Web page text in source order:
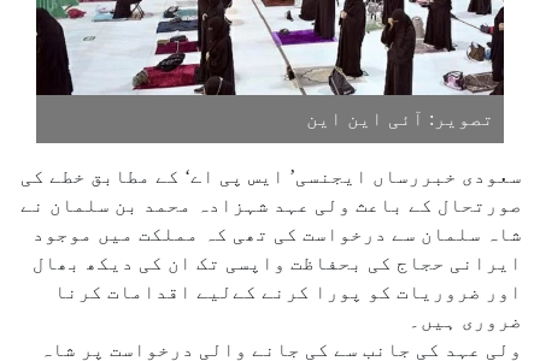
تصویر: آئی این این
سعودی خبررساں ایجنسی’ ایس پی اے‘ کے مطابق خطے کی
صورتحال کے باعث ولی عہد شہزادہ محمد بن سلمان نے
شاہ سلمان سے درخواست کی تھی کہ مملکت میں موجود
ایرانی حجاج کی بحفاظت واپسی تک ان کی دیکھ بھال
اور ضروریات کو پورا کرنے کےلیے اقدامات کرنا
ضروری ہیں۔
ولی عہد کی جانب سے کی جانے والی درخواست پر شاہ